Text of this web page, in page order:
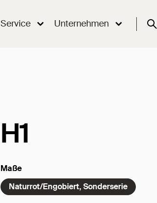
Service Unternehmen
H1
Maße
Naturrot/Engobiert, Sonderserie